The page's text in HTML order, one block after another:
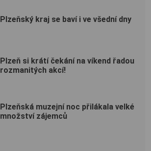
Plzeňský kraj se baví i ve všední dny
Plzeň si krátí čekání na víkend řadou
rozmanitých akcí!
Plzeňská muzejní noc přilákala velké
množství zájemců